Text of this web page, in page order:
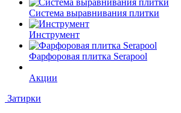
Система выравнивания плитки
Инструмент
Фарфоровая плитка Serapool
Акции
Затирки